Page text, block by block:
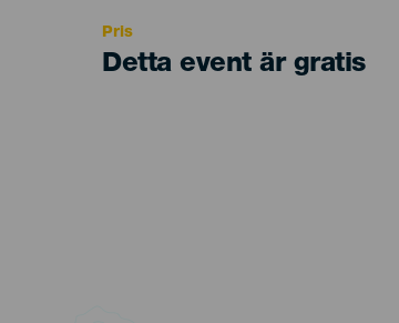
Pris
Detta event är gratis